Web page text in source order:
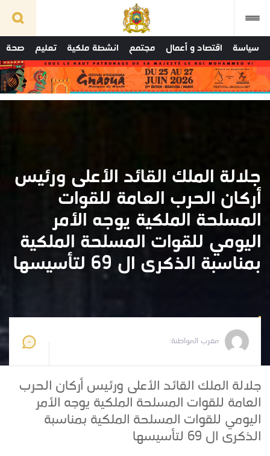
سياسة اقتصاد و أعمال مجتمع انشطة ملكية تعليم صحة
جلالة الملك القائد الأعلى ورئيس
أركان الحرب العامة للقوات
المسلحة الملكية يوجه الأمر
اليومي للقوات المسلحة الملكية
بمناسبة الذكرى ال 69 لتأسيسها
مغرب المواطنة:
جلالة الملك القائد الأعلى ورئيس أركان الحرب
العامة للقوات المسلحة الملكية يوجه الأمر
اليومي للقوات المسلحة الملكية بمناسبة
الذكرى ال 69 لتأسيسها